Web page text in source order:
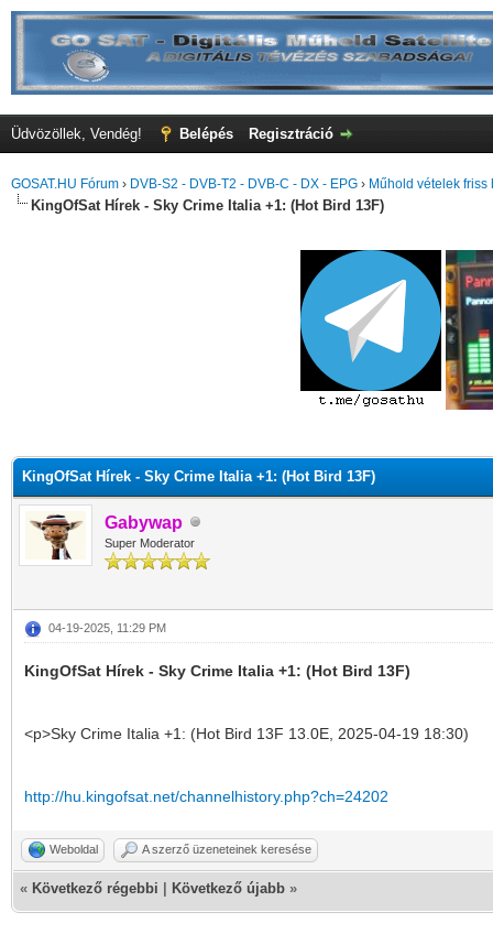
Üdvözöllek, Vendég! Belépés Regisztráció
GOSAT.HU Fórum › DVB-S2 - DVB-T2 - DVB-C - DX - EPG › Műhold vételek friss
KingOfSat Hírek - Sky Crime Italia +1: (Hot Bird 13F)
KingOfSat Hírek - Sky Crime Italia +1: (Hot Bird 13F)
Gabywap
Super Moderator
04-19-2025, 11:29 PM
KingOfSat Hírek - Sky Crime Italia +1: (Hot Bird 13F)
<p>Sky Crime Italia +1: (Hot Bird 13F 13.0E, 2025-04-19 18:30)
http://hu.kingofsat.net/channelhistory.php?ch=24202
Weboldal A szerző üzeneteinek keresése
« Következő régebbi Következő újabb »